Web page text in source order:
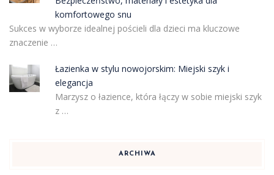
komfortowego snu
Sukces w wyborze idealnej pościeli dla dzieci ma kluczowe
znaczenie …
Łazienka w stylu nowojorskim: Miejski szyk i
elegancja
Marzysz o łazience, która łączy w sobie miejski szyk
z …
ARCHIWA